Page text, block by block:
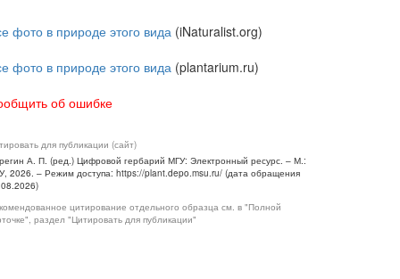
фото в природе этого вида (iNaturalist.org)
фото в природе этого вида (plantarium.ru)
об ошибке
для публикации (сайт)
А. П. (ред.) Цифровой гербарий МГУ: Электронный ресурс. – М.:
2026. – Режим доступа: https://plant.depo.msu.ru/ (дата обращения
цитирование отдельного образца см. в "Полной
раздел "Цитировать для публикации"